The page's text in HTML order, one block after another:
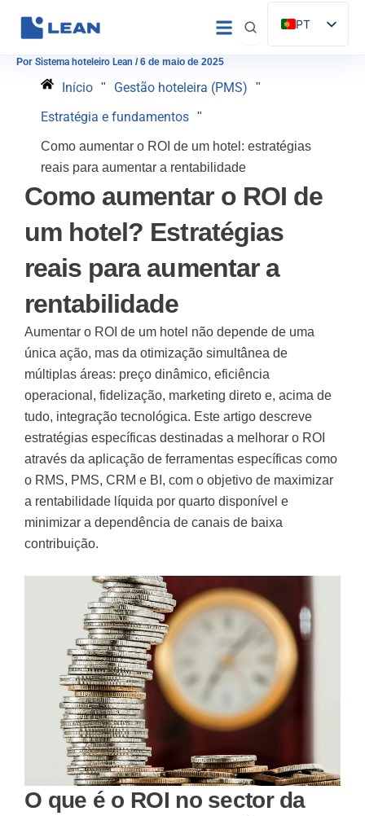
PT
ES
Por Sistema hoteleiro Lean /6 de maio de 2025
Início " Gestão hoteleira (PMS) "
Estratégia e fundamentos "
Como aumentar o ROI de um hotel: estratégias
reais para aumentar a rentabilidade
Como aumentar o ROI de
um hotel? Estratégias
reais para aumentar a
rentabilidade
Aumentar o ROI de um hotel não depende de uma
única ação, mas da otimização simultânea de
múltiplas áreas: preço dinâmico, eficiência
operacional, fidelização, marketing direto e, acima de
tudo, integração tecnológica. Este artigo descreve
estratégias específicas destinadas a melhorar o ROI
através da aplicação de ferramentas específicas como
o RMS, PMS, CRM e BI, com o objetivo de maximizar
a rentabilidade líquida por quarto disponível e
minimizar a dependência de canais de baixa
contribuição.
O que é o ROI no sector da